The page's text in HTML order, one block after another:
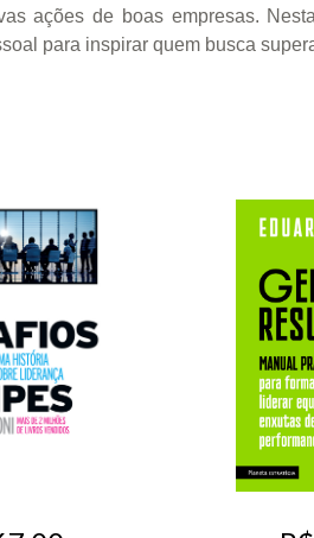
ações de boas empresas.
para inspirar quem busca